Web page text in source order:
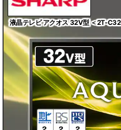
液晶テレビ アクオス 32V型 ＜2T-